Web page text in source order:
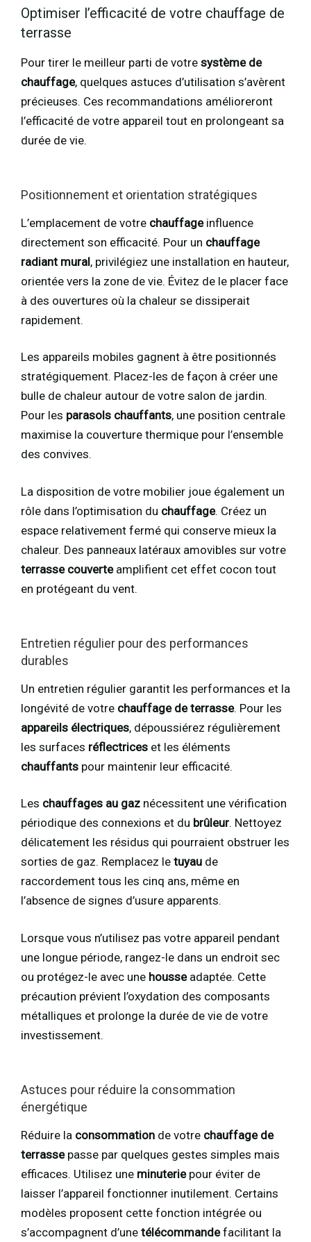
Optimiser l’efficacité de votre chauffage de
terrasse
Pour tirer le meilleur parti de votre système de
chauffage, quelques astuces d’utilisation s’avèrent
précieuses. Ces recommandations amélioreront
l’efficacité de votre appareil tout en prolongeant sa
durée de vie.
Positionnement et orientation stratégiques
L’emplacement de votre chauffageinfluence
directement son efficacité. Pour un chauffage
radiant mural, privilégiez une installation en hauteur,
orientée vers la zone de vie. Évitez de le placer face
à des ouvertures où la chaleur se dissiperait
rapidement.
Les appareils mobiles gagnent à être positionnés
stratégiquement. Placez-les de façon à créer une
bulle de chaleur autour de votre salon de jardin.
Pour les parasols chauffants, une position centrale
maximise la couverture thermique pour l’ensemble
des convives.
La disposition de votre mobilier joue également un
rôle dans l’optimisation du chauffage. Créez un
espace relativement fermé qui conserve mieux la
chaleur. Des panneaux latéraux amovibles sur votre
terrasse couverteamplifient cet effet cocon tout
en protégeant du vent.
Entretien régulier pour des performances
durables
Un entretien régulier garantit les performances et la
longévité de votre chauffage de terrasse. Pour les
appareils électriques, dépoussiérez régulièrement
les surfaces réflectrices et les éléments
chauffants pour maintenir leur efficacité.
Les chauffages au gaz nécessitent une vérification
périodique des connexions et du brûleur. Nettoyez
délicatement les résidus qui pourraient obstruer les
sorties de gaz. Remplacez le tuyau de
raccordement tous les cinq ans, même en
l’absence de signes d’usure apparents.
Lorsque vous n’utilisez pas votre appareil pendant
une longue période, rangez-le dans un endroit sec
ou protégez-le avec une housseadaptée. Cette
précaution prévient l’oxydation des composants
métalliques et prolonge la durée de vie de votre
investissement.
Astuces pour réduire la consommation
énergétique
Réduire la consommation de votre chauffage de
terrassepasse par quelques gestes simples mais
efficaces. Utilisez une minuteriepour éviter de
laisser l’appareil fonctionner inutilement. Certains
modèles proposent cette fonction intégrée ou
s’accompagnent d’une télécommandefacilitant la